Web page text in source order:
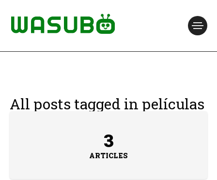
All posts tagged in películas
3
ARTICLES